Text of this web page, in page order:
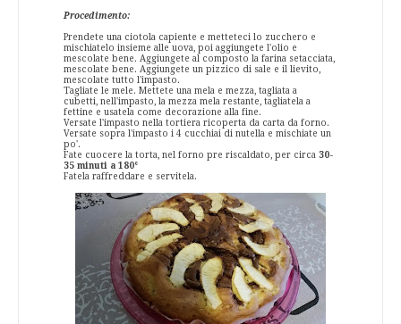
Procedimento:
Prendete una ciotola capiente e metteteci lo zucchero e
mischiatelo insieme alle uova, poi aggiungete l'olio e
mescolate bene. Aggiungete al composto la farina setacciata,
mescolate bene. Aggiungete un pizzico di sale e il lievito,
mescolate tutto l'impasto.
Tagliate le mele. Mettete una mela e mezza, tagliata a
cubetti, nell'impasto, la mezza mela restante, tagliatela a
fettine e usatela come decorazione alla fine.
Versate l'impasto nella tortiera ricoperta da carta da forno.
Versate sopra l'impasto i 4 cucchiai di nutella e mischiate un
po'.
Fate cuocere la torta, nel forno pre riscaldato, per circa 30-
35 minuti a 180°
Fatela raffreddare e servitela.